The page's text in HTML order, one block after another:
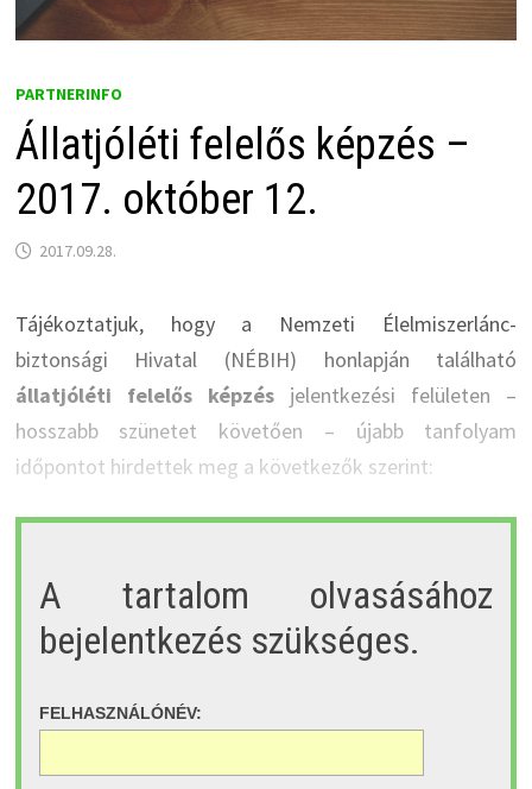
PARTNERINFO
Állatjóléti felelős képzés –
2017. október 12.
2017.09.28.
Tájékoztatjuk, hogy a Nemzeti Élelmiszerlánc-
biztonsági Hivatal (NÉBIH) honlapján található
állatjóléti felelős képzésjelentkezési felületen –
hosszabb szünetet követően – újabb tanfolyam
időpontot hirdettek meg a következők szerint:
A tartalom olvasásához
bejelentkezés szükséges.
FELHASZNÁLÓNÉV: